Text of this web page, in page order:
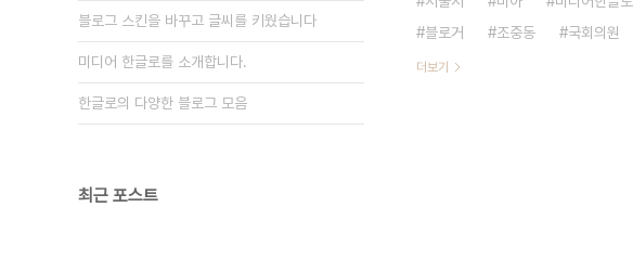
블로그 스킨을 바꾸고 글씨를 키웠습니다
미디어 한글로를 소개합니다.
한글로의 다양한 블로그 모음
최근 포스트
블로거
조중동 국회의원
더보기